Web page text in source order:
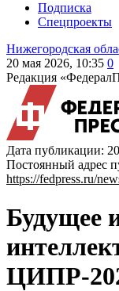
Подписка
Спецпроекты
Нижегородская
20 мая 2026, 10:35 0
Редакция
Дата публикации:
Постоянный адрес
https://fedpress.ru/
Будущее
ЦИПР-